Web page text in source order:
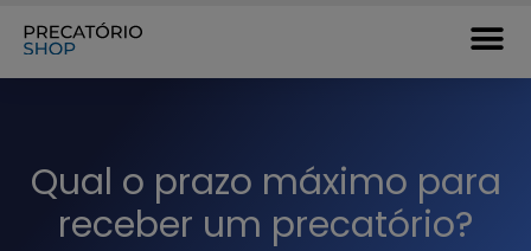
Qual o prazo máximo para
receber um precatório?